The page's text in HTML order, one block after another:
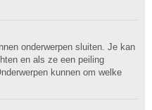
onderwerpen sluiten. Je kan
en als ze een peiling
kunnen om welke